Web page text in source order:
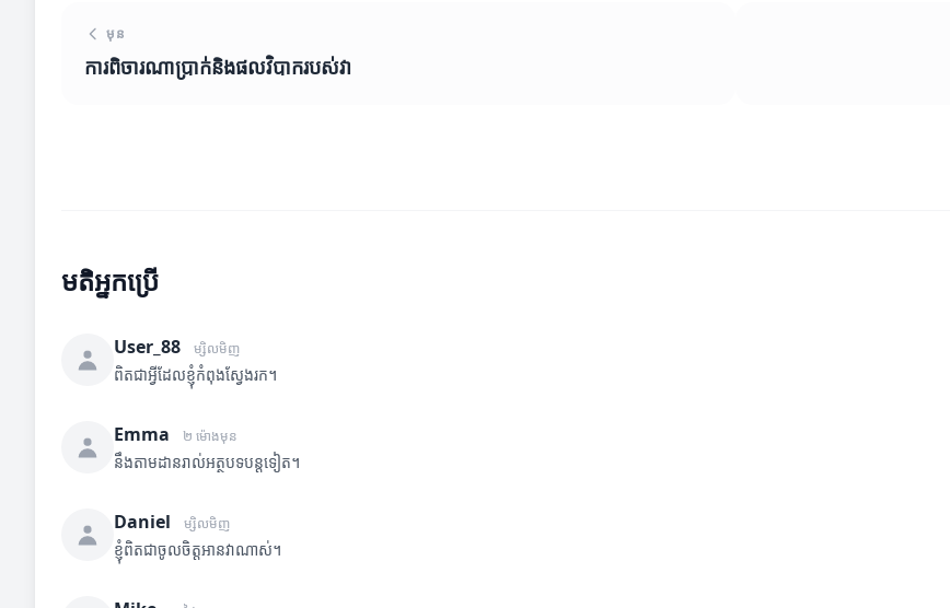
មុន
ការពិចារណាប្រាក់និងផលវិបាករបស់វា
មតិអ្នកប្រើ
User_88 ម្សិលមិញ
ពិតជាអ្វីដែលខ្ញុំកំពុងស្វែងរក។
Emma ២ ម៉ោងមុន
នឹងតាមដានរាល់អត្ថបទបន្តទៀត។
Daniel ម្សិលមិញ
ខ្ញុំពិតជាចូលចិត្តអានវាណាស់។